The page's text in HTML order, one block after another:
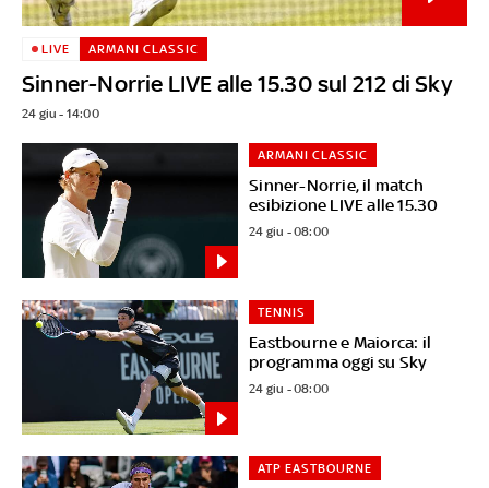
Sinner-Norrie LIVE alle 15.30 sul 212 di Sky
LIVE ARMANI CLASSIC
24 giu - 14:00
Sinner-Norrie, il match
esibizione LIVE alle 15.30
ARMANI CLASSIC
24 giu - 08:00
Eastbourne e Maiorca: il
programma oggi su Sky
TENNIS
24 giu - 08:00
ATP EASTBOURNE